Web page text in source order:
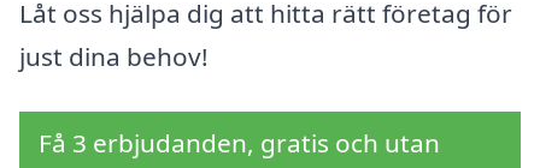
Låt oss hjälpa dig att hitta rätt företag för
just dina behov!
Få 3 erbjudanden, gratis och utan